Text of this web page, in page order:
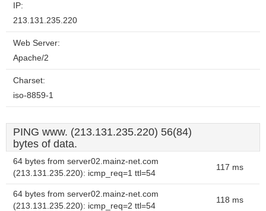
IP:
213.131.235.220
Web Server:
Apache/2
Charset:
iso-8859-1
PING www. (213.131.235.220) 56(84)
bytes of data.
64 bytes from server02.mainz-net.com
(213.131.235.220): icmp_req=1 ttl=54
117 ms
64 bytes from server02.mainz-net.com
(213.131.235.220): icmp_req=2 ttl=54
118 ms